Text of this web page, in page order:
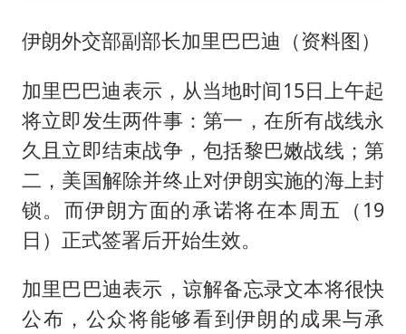
伊朗外交部副部长加里巴巴迪（资料图）
加里巴巴迪表示，从当地时间15日上午起
将立即发生两件事：第一，在所有战线永
久且立即结束战争，包括黎巴嫩战线；第
二，美国解除并终止对伊朗实施的海上封
锁。而伊朗方面的承诺将在本周五（19
日）正式签署后开始生效。
加里巴巴迪表示，谅解备忘录文本将很快
公布，公众将能够看到伊朗的成果与承